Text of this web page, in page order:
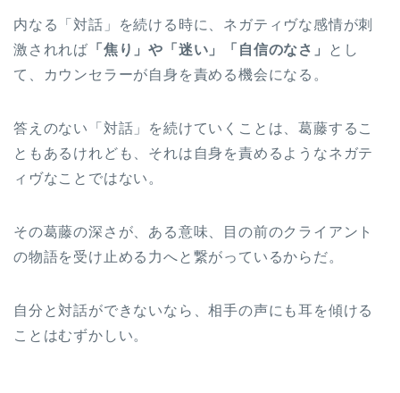
内なる「対話」を続ける時に、ネガティヴな感情が刺
激されれば 「焦り」や「迷い」「自信のなさ」
とし
て、カウンセラーが自身を責める機会になる。
答えのない「対話」を続けていくことは、葛藤するこ
ともあるけれども、それは自身を責めるようなネガテ
ィヴなことではない。
その葛藤の深さが、ある意味、目の前のクライアント
の物語を受け止める力へと繋がっているからだ。
自分と対話ができないなら、相手の声にも耳を傾ける
ことはむずかしい。